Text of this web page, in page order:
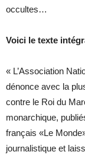
occultes…
Voici le texte
« L’Association
dénonce avec la
contre le Roi du
monarchique,
français «Le
journalistique et